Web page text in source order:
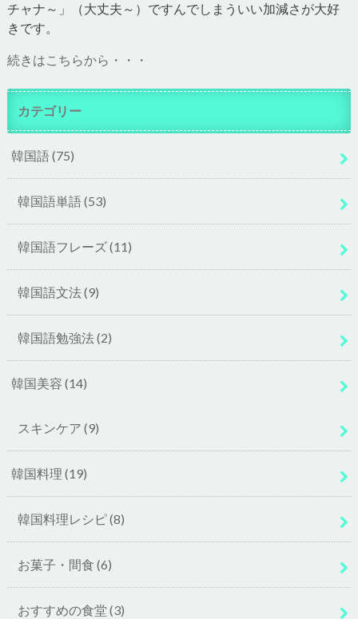
チャナ～」（大丈夫～）ですんでしまういい加減さが大好
きです。
続きはこちらから・・・
カテゴリー
韓国語(75)
韓国語単語(53)
韓国語フレーズ(11)
韓国語文法(9)
韓国語勉強法(2)
韓国美容 (14)
スキンケア (9)
韓国料理 (19)
韓国料理レシピ(8)
お菓子・間食 (6)
おすすめの食堂 (3)